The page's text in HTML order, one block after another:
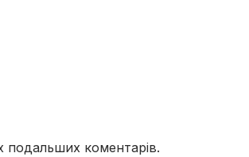
подальших коментарів.